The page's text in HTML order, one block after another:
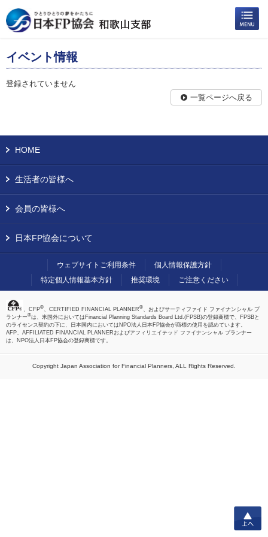
イベント情報
登録されていません
一覧ページへ戻る
HOME
生活者の皆様へ
会員の皆様へ
日本FP協会について
ウェブサイトご利用条件
個人情報保護方針
特定個人情報基本方針
推奨環境 ご注意ください
、CFP®、CERTIFIED FINANCIAL PLANNER®、およびサーティファイド ファイナンシャル プ
ランナー®は、米国外においてはFinancial Planning Standards Board Ltd.(FPSB)の登録商標で、FPSBと
のライセンス契約の下に、日本国内においてはNPO法人日本FP協会が商標の使用を認めています。
AFP、AFFILIATED FINANCIAL PLANNERおよびアフィリエイテッド ファイナンシャル プランナー
は、NPO法人日本FP協会の登録商標です。
Copyright Japan Association for Financial Planners, ALL Rights Reserved.